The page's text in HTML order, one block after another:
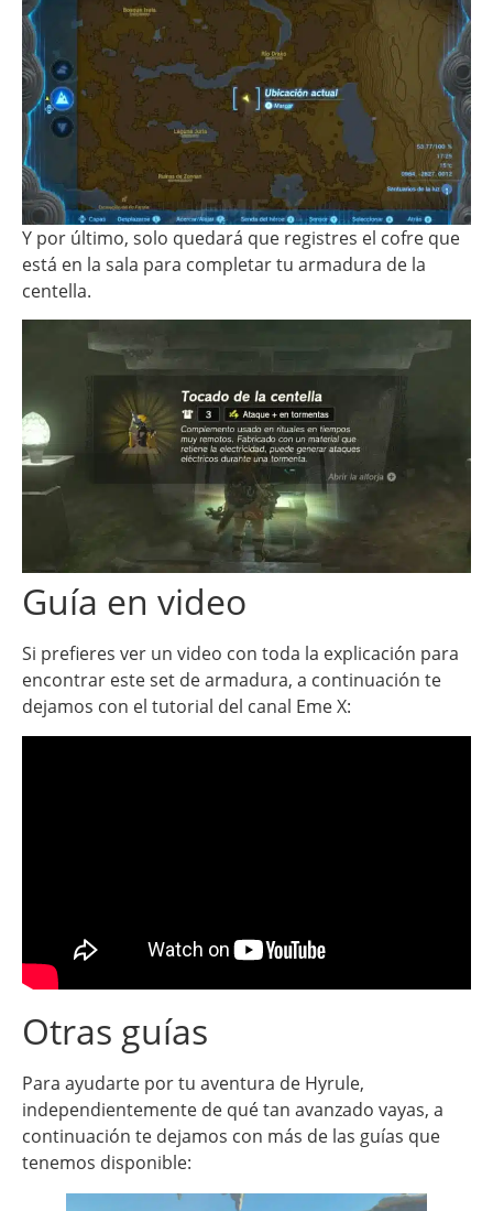
Y por último, solo quedará que registres el cofre que
está en la sala para completar tu armadura de la
centella.
Guía en video
Si prefieres ver un video con toda la explicación para
encontrar este set de armadura, a continuación te
dejamos con el tutorial del canal Eme X:
Otras guías
Para ayudarte por tu aventura de Hyrule,
independientemente de qué tan avanzado vayas, a
continuación te dejamos con más de las guías que
tenemos disponible: